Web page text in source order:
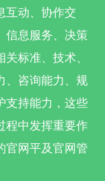
互动、协作交
信息服务、决策
标准、技术、
、咨询能力、规
支持能力，这些
程中发挥重要作
官网平及官网管